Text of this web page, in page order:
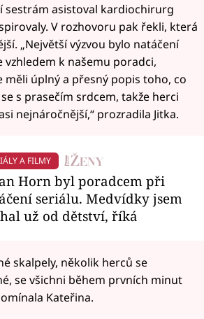
sestrám asistoval kardiochirurg
V rozhovoru pak řekli, která
„Největší výzvou bylo natáčení
k našemu poradci,
úplný a přesný popis toho, co
s prasečím srdcem, takže herci
nejnáročnější,“ prozradila Jitka.
A FILMY
Horn byl poradcem při
seriálu. Medvídky jsem
už od dětství, říká
skalpely, několik herců se
se všichni během prvních minut
Kateřina.